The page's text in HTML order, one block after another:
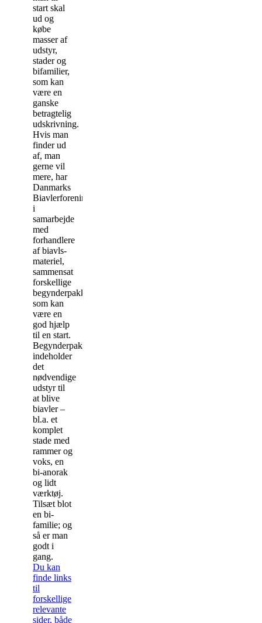
start skal
ud og
købe
masser af
udstyr,
stader og
bifamilier,
som kan
være en
ganske
betragtelig
udskrivning.
Hvis man
finder ud
af, man
gerne vil
mere, har
Danmarks
Biavlerforening,
i
samarbejde
med
forhandlere
af biavls-
materiel,
sammensat
forskellige
begynderpakker,
som kan
være en
god hjælp
til en start.
Begynderpakkerne
indeholder
det
nødvendige
udstyr til
at blive
biavler –
bl.a. et
komplet
stade med
rammer og
voks, en
bi-anorak
og lidt
værktøj.
Tilsæt blot
en bi-
familie; og
så er man
godt i
gang.
Du kan
finde links
til
forskellige
relevante
sider, både